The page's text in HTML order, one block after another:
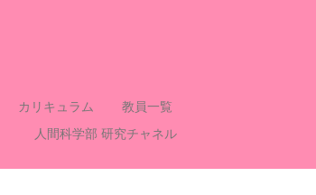
カリキュラム
教員一覧
人間科学部 研究チャネル